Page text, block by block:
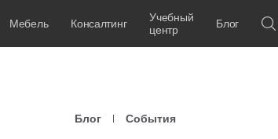
Мебель Консалтинг
Учебный
центр
Блог
Блог События